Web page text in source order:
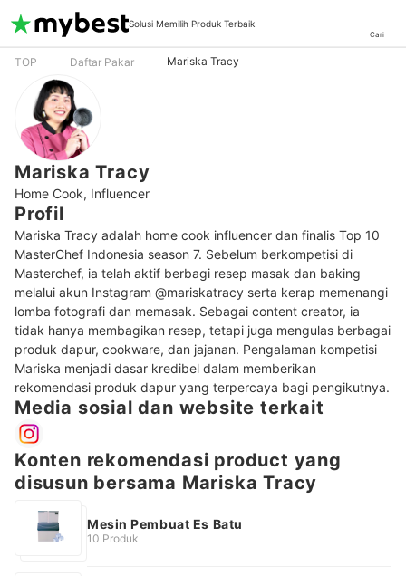
Solusi Memilih Produk Terbaik
Cari
TOP Daftar Pakar Mariska Tracy
Mariska Tracy
Home Cook, Influencer
Profil
Mariska Tracy adalah home cook influencer dan finalis Top 10
MasterChef Indonesia season 7. Sebelum berkompetisi di
Masterchef, ia telah aktif berbagi resep masak dan baking
melalui akun Instagram @mariskatracy serta kerap memenangi
lomba fotografi dan memasak. Sebagai content creator, ia
tidak hanya membagikan resep, tetapi juga mengulas berbagai
produk dapur, cookware, dan jajanan. Pengalaman kompetisi
Mariska menjadi dasar kredibel dalam memberikan
rekomendasi produk dapur yang terpercaya bagi pengikutnya.
Media sosial dan website terkait
Konten rekomendasi product yang
disusun bersama Mariska Tracy
Mesin Pembuat Es Batu
10 Produk